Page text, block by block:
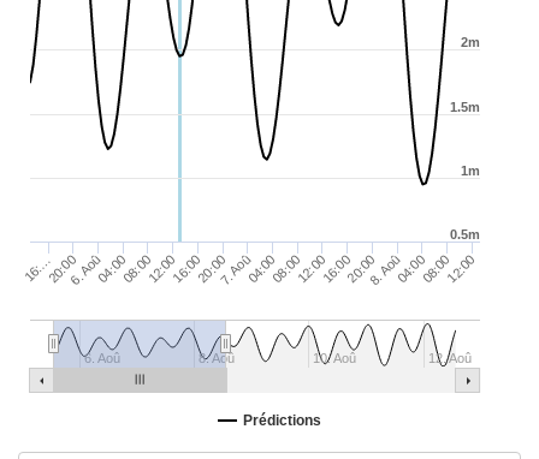
16:…20:006. Aoû04:0008:0012:0016:0020:007. Aoû04:0008:0012:0016:0020:008. Aoû04:0008:0012:00
6. Aoû 8. Aoû 10. Aoû 12. Aoû
0.5m
1m
1.5m
2m
Prédictions